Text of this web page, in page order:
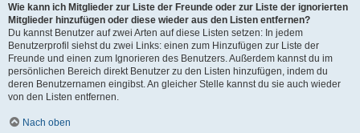
Wie kann ich Mitglieder zur Liste der Freunde oder zur Liste der ignorierten
Mitglieder hinzufügen oder diese wieder aus den Listen entfernen?
Du kannst Benutzer auf zwei Arten auf diese Listen setzen: In jedem
Benutzerprofil siehst du zwei Links: einen zum Hinzufügen zur Liste der
Freunde und einen zum Ignorieren des Benutzers. Außerdem kannst du im
persönlichen Bereich direkt Benutzer zu den Listen hinzufügen, indem du
deren Benutzernamen eingibst. An gleicher Stelle kannst du sie auch wieder
von den Listen entfernen.
Nach oben